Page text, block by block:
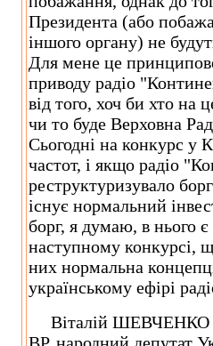
Президента (або
іншого органу) не
Для мене це
приводу радіо
від того, хоч би хто на
чи то буде Верховна
Сьогодні на конкурс у
частот, і якщо радіо
реструктуризувало
існує нормальний
борг, я думаю, в нього
наступному конкурсі,
них нормальна
українському ефірі
Вiталiй ШЕВЧЕНКО ,